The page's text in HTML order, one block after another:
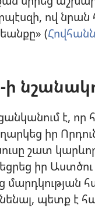
ով նրան
(
է,
իր
շատ
իր
մարդկության
պետք է